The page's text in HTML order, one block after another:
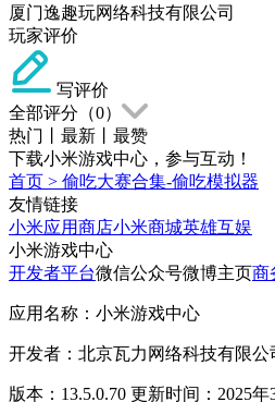
厦门逸趣玩网络科技有限公司
玩家评价
写评价
全部评分（0）
热门
最新
最赞
下载小米游戏中心，参与互动！
首页 > 偷吃大赛合集-偷吃模拟器
友情链接
小米应用商店小米商城英雄互娱
小米游戏中心
开发者平台微信公众号微博主页商
应用名称：小米游戏中心
开发者：北京瓦力网络科技有限公
版本：13.5.0.70 更新时间：2025年